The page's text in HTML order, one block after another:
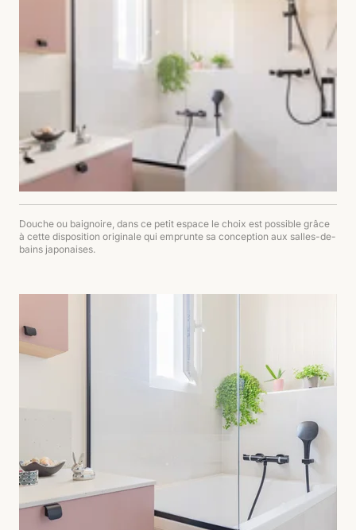
Douche ou baignoire, dans ce petit espace le choix est possible grâce
à cette disposition originale qui emprunte sa conception aux salles-de-
bains japonaises.